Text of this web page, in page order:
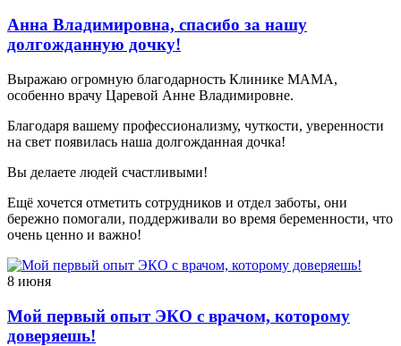
Анна Владимировна, спасибо за нашу
долгожданную дочку!
Выражаю огромную благодарность Клинике МАМА,
особенно врачу Царевой Анне Владимировне.
Благодаря вашему профессионализму, чуткости, уверенности
на свет появилась наша долгожданная дочка!
Вы делаете людей счастливыми!
Ещё хочется отметить сотрудников и отдел заботы, они
бережно помогали, поддерживали во время беременности, что
очень ценно и важно!
8 июня
Мой первый опыт ЭКО с врачом, которому
доверяешь!